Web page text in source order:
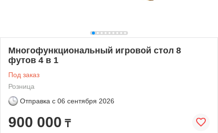
Многофункциональный игровой стол 8
футов 4 в 1
Под заказ
Розница
Отправка с 06 сентября 2026
900 000 ₸